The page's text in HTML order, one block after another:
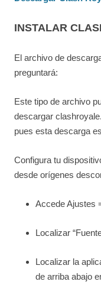
INSTALAR
El archivo de
preguntará:
Este tipo de archivo
descargar
pues esta descarga
Configura tu
desde orígenes
Accede Ajustes
Localizar
Localizar la
de arriba abajo